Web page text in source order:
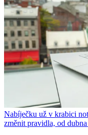
Nabíječku už v krabici
změnit pravidla, od